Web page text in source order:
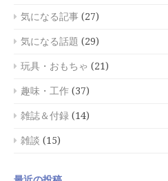
気になる記事 (27)
気になる話題 (29)
玩具・おもちゃ (21)
趣味・工作 (37)
雑誌＆付録 (14)
雑談 (15)